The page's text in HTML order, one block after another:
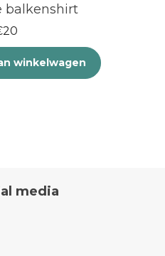
balkenshirt
20
winkelwagen
media